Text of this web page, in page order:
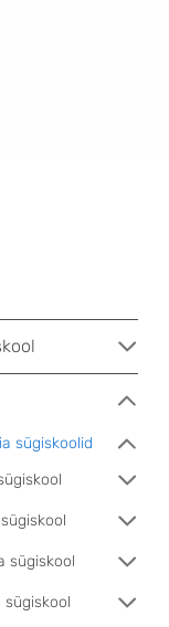
sügiskoolid
sügiskool
sügiskool